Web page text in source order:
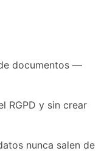
documentos —
RGPD y sin crear
nunca salen de